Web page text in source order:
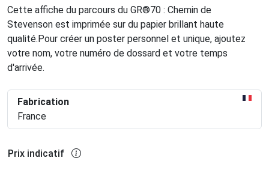
Cette affiche du parcours du GR®70 : Chemin de
Stevenson est imprimée sur du papier brillant haute
qualité.Pour créer un poster personnel et unique, ajoutez
votre nom, votre numéro de dossard et votre temps
d'arrivée.
Fabrication
France
Prix indicatif